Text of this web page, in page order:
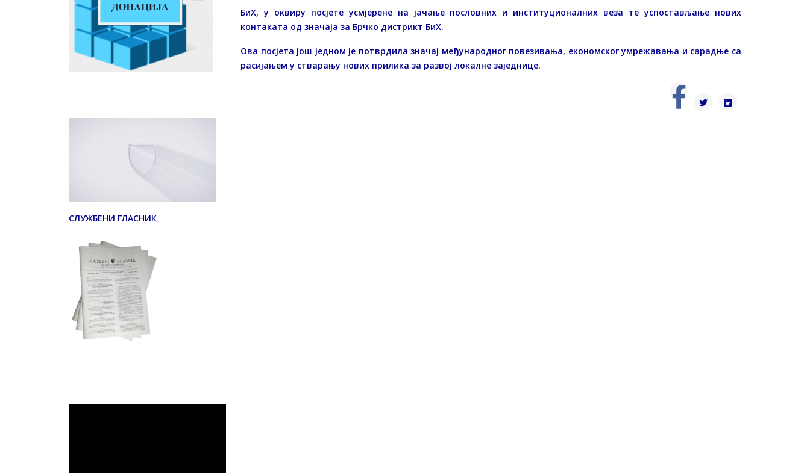
СЛУЖБЕНИ ГЛАСНИК
БиХ, у оквиру посјете усмјерене на јачање пословних и институционалних веза те успостављање нових
контаката од значаја за Брчко дистрикт БиХ.
Ова посјета још једном је потврдила значај међународног повезивања, економског умрежавања и сарадње са
расијањем у стварању нових прилика за развој локалне заједнице.